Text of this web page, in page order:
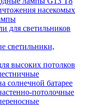
насекомых
для светильников
светильники,
высоких потолков
солнечной батарее
потолочные